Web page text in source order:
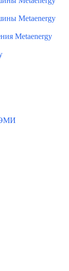
Metaenergy
Metaenergy